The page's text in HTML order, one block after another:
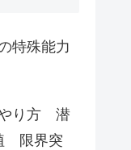
特殊能力
り方 潜
限界突